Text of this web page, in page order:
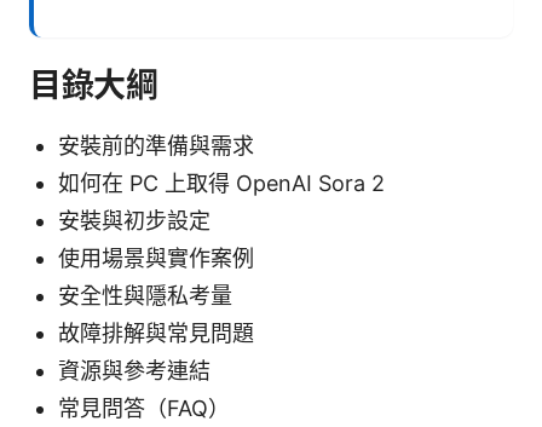
目錄大綱
安裝前的準備與需求
如何在 PC 上取得 OpenAI Sora 2
安裝與初步設定
使用場景與實作案例
安全性與隱私考量
故障排解與常見問題
資源與參考連結
常見問答（FAQ）